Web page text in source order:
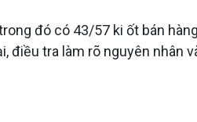
đó có 43/57 ki ốt bán
tra làm rõ nguyên nhân